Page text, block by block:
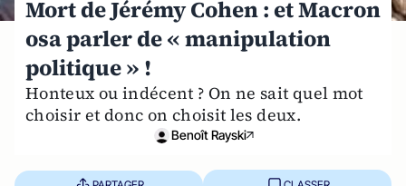
Mort de Jérémy Cohen : et Macron
osa parler de « manipulation
politique » !
Honteux ou indécent ? On ne sait quel mot
choisir et donc on choisit les deux.
Benoît Rayski